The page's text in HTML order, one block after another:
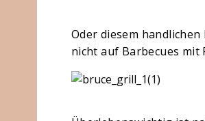
Oder diesem
nicht auf Barbecues mit